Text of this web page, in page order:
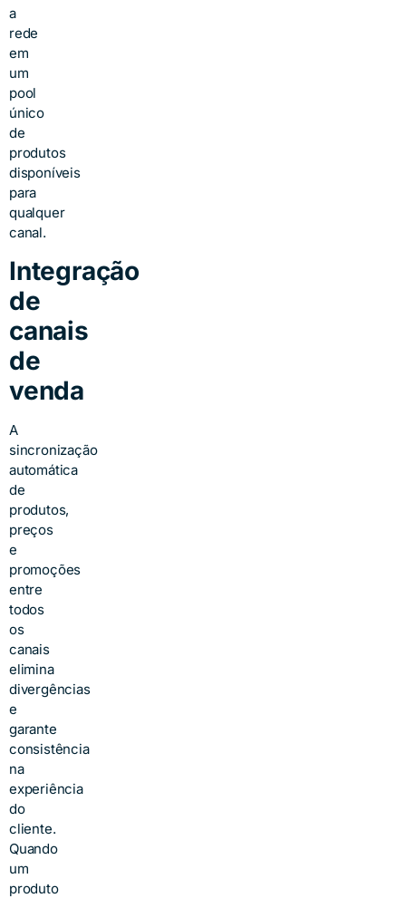
a
rede
em
um
pool
único
de
produtos
disponíveis
para
qualquer
canal.
Integração
de
canais
de
venda
A
sincronização
automática
de
produtos,
preços
e
promoções
entre
todos
os
canais
elimina
divergências
e
garante
consistência
na
experiência
do
cliente.
Quando
um
produto